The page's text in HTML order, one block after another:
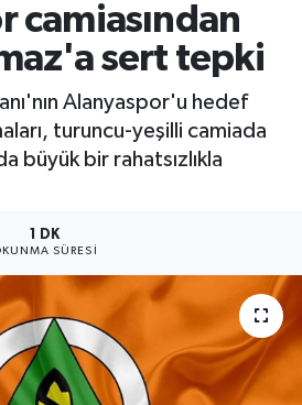
camiasından
sert tepki
Alanyaspor'u hedef
turuncu-yeşilli camiada
büyük bir rahatsızlıkla
1 DK
SÜRESI